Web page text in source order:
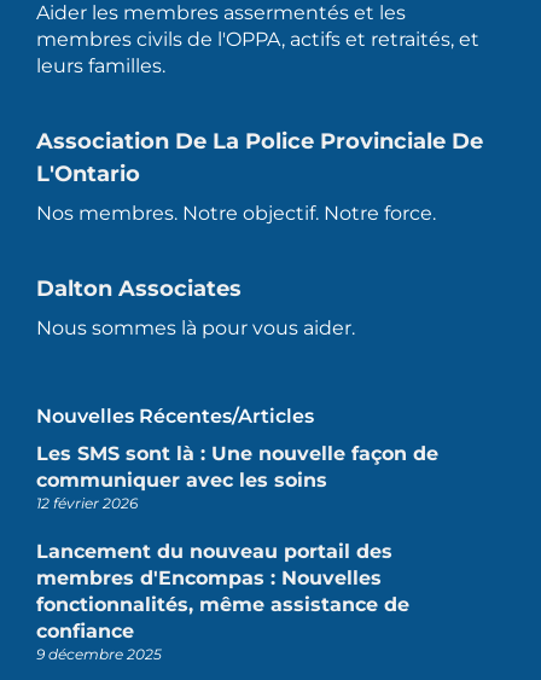
Aider les membres assermentés et les
membres civils de l'OPPA, actifs et retraités, et
leurs familles.
Association De La Police Provinciale De
L'Ontario
Nos membres. Notre objectif. Notre force.
Dalton Associates
Nous sommes là pour vous aider.
Nouvelles Récentes/articles
Les SMS sont là : Une nouvelle façon de
communiquer avec les soins
12 février 2026
Lancement du nouveau portail des
membres d'Encompas : Nouvelles
fonctionnalités, même assistance de
confiance
9 décembre 2025